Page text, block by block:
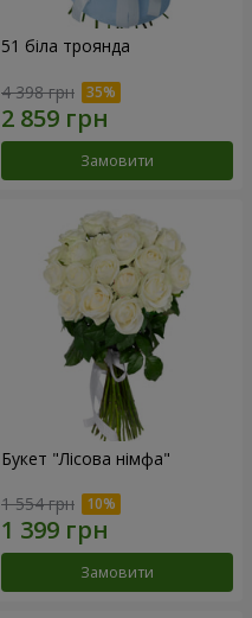
51 біла троянда
4 398 грн
Замовити
Букет "Лісова німфа"
1 554 грн
Замовити